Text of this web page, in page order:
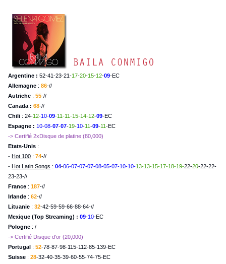
Argentine : 52-41-23-21-17-20-15-12-09-EC
Allemagne : 86-//
Autriche : 55-//
Canada : 68-//
Chili : 24-12-10-09-11-11-15-14-12-09-EC
Espagne : 10-08-07-07-19-10-11-09-11-EC
-> Certifié 2xDisque de platine (80,000)
Etats-Unis :
- Hot 100 : 74-//
- Hot Latin Songs : 04-06-07-07-07-08-05-07-10-10-13-13-15-17-18-19-22-20-22-22-
23-23-//
France : 187-//
Irlande : 62-//
Lituanie : 32-42-59-59-66-88-64-//
Mexique (Top Streaming) : 09-10-EC
Pologne : /
-> Certifié Disque d'or (20,000)
Portugal : 52-78-87-98-115-112-85-139-EC
Suisse : 28-32-40-35-39-60-55-74-75-EC